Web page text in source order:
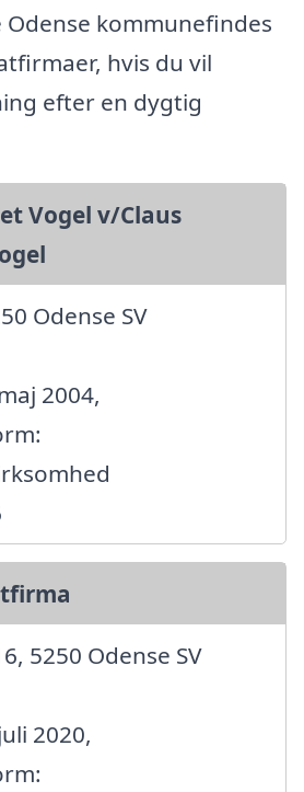
kommunefindes
hvis du vil
efter en dygtig
Vogel v/Claus
Odense SV
2004,
5250 Odense SV
2020,